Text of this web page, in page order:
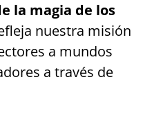
la magia de los
nuestra misión
a mundos
a través de